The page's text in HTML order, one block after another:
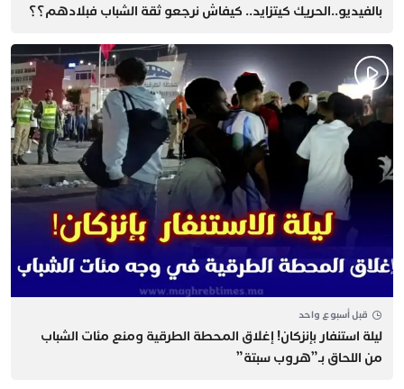
بالفيديو..الحريك كيتزايد.. كيفاش نرجعو ثقة الشباب فبلادهم؟؟
قبل أسبوع واحد
​ليلة استنفار بإنزكان! إغلاق المحطة الطرقية ومنع مئات الشباب
من اللحاق بـ”هروب سبتة”